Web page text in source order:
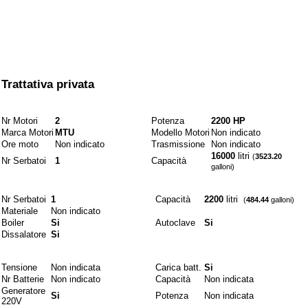
Trattativa privata
Nr Motori 2 Potenza
2200 HP
Marca Motori MTU Modello Motori Non indicato
Ore moto
Non indicato Trasmissione
Non indicato
Nr Serbatoi
1 Capacità 16000 litri (3523.20
galloni)
Nr Serbatoi 1 Capacità 2200 litri (484.44 galloni)
Materiale
Non indicato
Boiler
Si Autoclave
Si
Dissalatore Si
Tensione Non indicata Carica batt. Si
Nr Batterie
Non indicato Capacità
Non indicata
Generatore
220V
Si Potenza
Non indicata